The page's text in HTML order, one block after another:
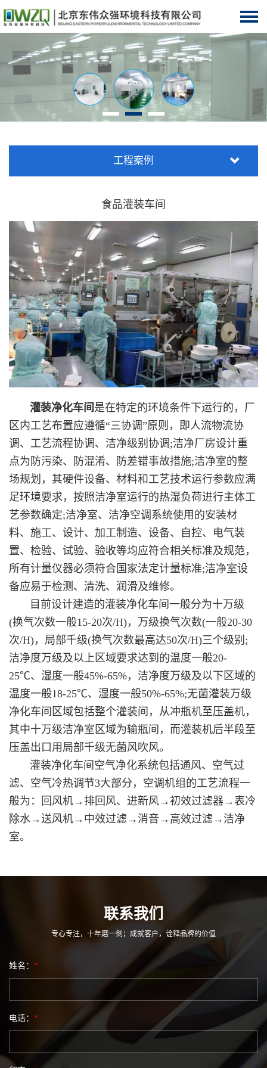
工程案例
食品灌装车间
灌装净化车间 是在特定的环境条件下运行的，厂
区内工艺布置应遵循“三协调”原则，即人流物流协
调、工艺流程协调、洁净级别协调;洁净厂房设计重
点为防污染、防混淆、防差错事故措施;洁净室的整
场规划，其硬件设备、材料和工艺技术运行参数应满
足环境要求，按照洁净室运行的热湿负荷进行主体工
艺参数确定;洁净室、洁净空调系统使用的安装材
料、施工、设计、加工制造、设备、自控、电气装
置、检验、试验、验收等均应符合相关标准及规范，
所有计量仪器必须符合国家法定计量标准;洁净室设
备应易于检测、清洗、润滑及维修。
目前设计建造的灌装净化车间一般分为十万级
(换气次数一般15-20次/H)，万级换气次数(一般20-30
次/H)，局部千级(换气次数最高达50次/H)三个级别;
洁净度万级及以上区域要求达到的温度一般20-
25℃、湿度一般45%-65%，洁净度万级及以下区域的
温度一般18-25℃、湿度一般50%-65%;无菌灌装万级
净化车间区域包括整个灌装间，从冲瓶机至压盖机，
其中十万级洁净室区域为输瓶间，而灌装机后半段至
压盖出口用局部千级无菌风吹风。
灌装净化车间空气净化系统包括通风、空气过
滤、空气冷热调节3大部分，空调机组的工艺流程一
般为：回风机→排回风、进新风→初效过滤器→表冷
除水→送风机→中效过滤→消音→高效过滤→洁净
室。
联系我们
专心专注，十年磨一剑；成就客户，诠释品牌的价值
姓名： *
电话： *